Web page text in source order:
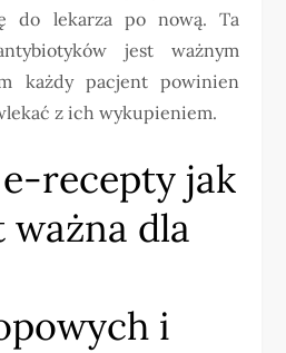
do lekarza po nową. Ta
jest ważnym
każdy pacjent powinien
z ich wykupieniem.
recepty jak
ważna dla
i